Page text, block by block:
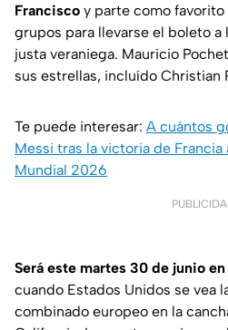
Francisco y parte como
grupos para llevarse el boleto a
justa veraniega. Mauricio
sus estrellas, incluído Christian
Te puede interesar: A cuántos
Messi tras la victoria de Francia
Mundial 2026
Será este martes 30 de junio
cuando Estados Unidos se vea
combinado europeo en la